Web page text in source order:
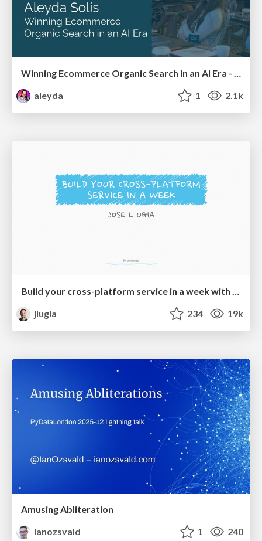
aleyda
1 2.1k
Build your cross-platform service in a week with App Engine
jlugia
234 19k
Amusing Abliteration
ianozsvald
1 240